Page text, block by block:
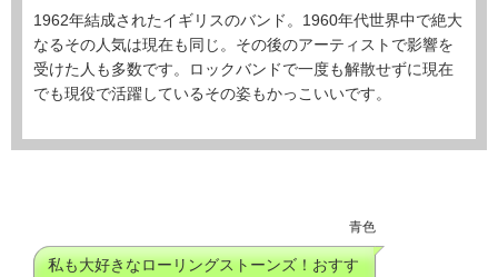
1962年結成されたイギリスのバンド。1960年代世界中で絶大
なるその人気は現在も同じ。その後のアーティストで影響を
受けた人も多数です。ロックバンドで一度も解散せずに現在
でも現役で活躍しているその姿もかっこいいです。
青色
私も大好きなローリングストーンズ！おすす